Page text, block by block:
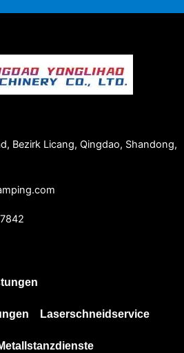
Bezirk Licang, Qingdao, Shandong,
Laserschneidservice